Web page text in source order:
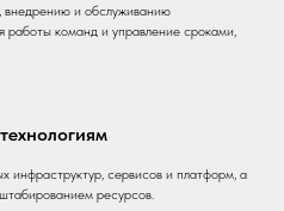
внедрению и обслуживанию
команд и управление сроками,
инфраструктур, сервисов и платформ, а
ресурсов.